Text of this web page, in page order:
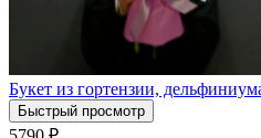
Букет из гортензии,
Быстрый просмотр